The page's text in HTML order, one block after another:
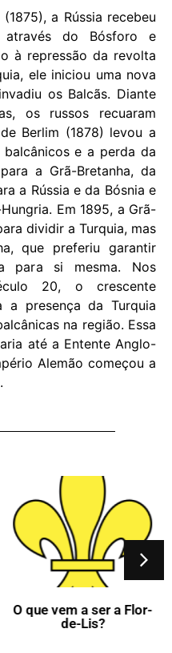
a Rússia recebeu
do Bósforo e
à repressão da revolta
ele iniciou uma nova
os Balcãs. Diante
os russos recuaram
Berlim (1878) levou a
e a perda da
a Grã-Bretanha, da
a Rússia e da Bósnia e
Em 1895, a Grã-
dividir a Turquia, mas
que preferiu garantir
para si mesma. Nos
20, o crescente
a presença da Turquia
na região. Essa
até a Entente Anglo-
Alemão começou a
O que vem a ser a Flor-
de-Lis?